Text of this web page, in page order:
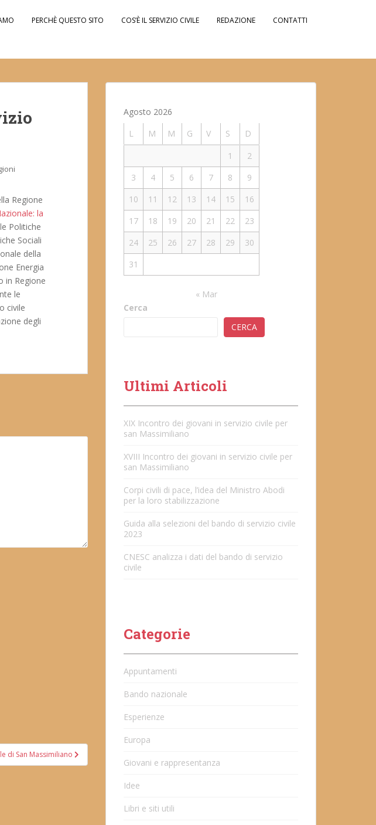
PERCHÈ QUESTO SITO COS’È IL SERVIZIO CIVILE REDAZIONE CONTATTI
Regione
la
Politiche
Sociali
della
Energia
in Regione
le
civile
degli
di San Massimiliano
Agosto 2026
L
M M G V S
D
1
2
3
4 5 6 7 8
9
10
11 12 13 14 15
16
17
18 19 20 21 22
23
24
25 26 27 28 29
30
31
« Mar
Cerca
CERCA
Ultimi Articoli
XIX Incontro dei giovani in servizio civile per
san Massimiliano
XVIII Incontro dei giovani in servizio civile per
san Massimiliano
Corpi civili di pace, l’idea del Ministro Abodi
per la loro stabilizzazione
Guida alla selezioni del bando di servizio civile
2023
CNESC analizza i dati del bando di servizio
civile
Categorie
Appuntamenti
Bando nazionale
Esperienze
Europa
Giovani e rappresentanza
Idee
Libri e siti utili